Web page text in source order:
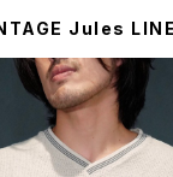
Jules
インニットTシャツ(ニ
ー) | Titti Vintage